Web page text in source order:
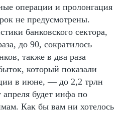
операции и пролонгация
не предусмотрены.
банковского сектора,
до 90, сократилось
также в два раза
который показали
в июне, — до 2,2 трлн
будет инфа по
Как бы вам ни хотелось